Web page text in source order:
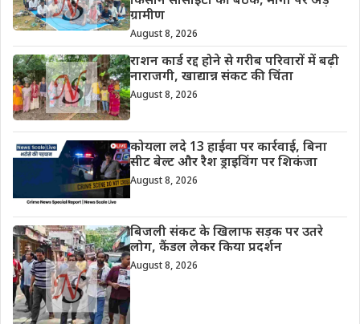
ग्रामीण
August 8, 2026
राशन कार्ड रद्द होने से गरीब परिवारों में बढ़ी
नाराजगी, खाद्यान्न संकट की चिंता
August 8, 2026
कोयला लदे 13 हाईवा पर कार्रवाई, बिना
सीट बेल्ट और रैश ड्राइविंग पर शिकंजा
August 8, 2026
बिजली संकट के खिलाफ सड़क पर उतरे
लोग, कैंडल लेकर किया प्रदर्शन
August 8, 2026